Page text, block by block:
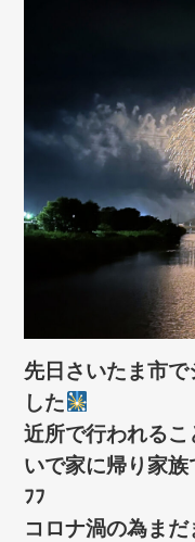
先日さいたま市
した
近所で行われる
いで家に帰り家族
ﾌﾌ
コロナ渦の為ま